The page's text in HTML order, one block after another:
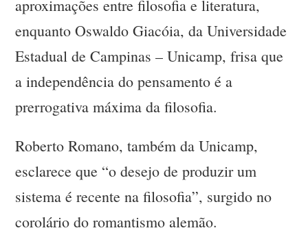
aproximações entre filosofia e literatura,
enquanto Oswaldo Giacóia, da Universidade
Estadual de Campinas – Unicamp, frisa que
a independência do pensamento é a
prerrogativa máxima da filosofia.
Roberto Romano, também da Unicamp,
esclarece que “o desejo de produzir um
sistema é recente na filosofia”, surgido no
corolário do romantismo alemão.